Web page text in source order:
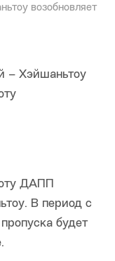
возобновляет
ДАПП
В период с
будет